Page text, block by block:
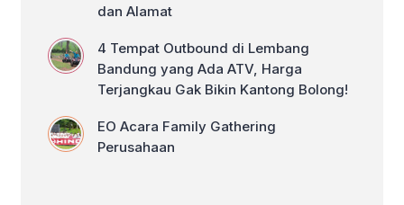
dan Alamat
4 Tempat Outbound di Lembang
Bandung yang Ada ATV, Harga
Terjangkau Gak Bikin Kantong Bolong!
EO Acara Family Gathering
Perusahaan